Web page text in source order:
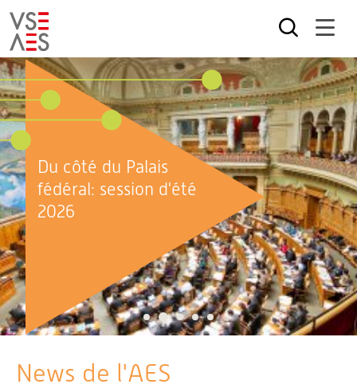
Aller
au
contenu
principal
Du côté du Palais
fédéral: session d'été
2026
1 2 3 4 5
News de l'AES